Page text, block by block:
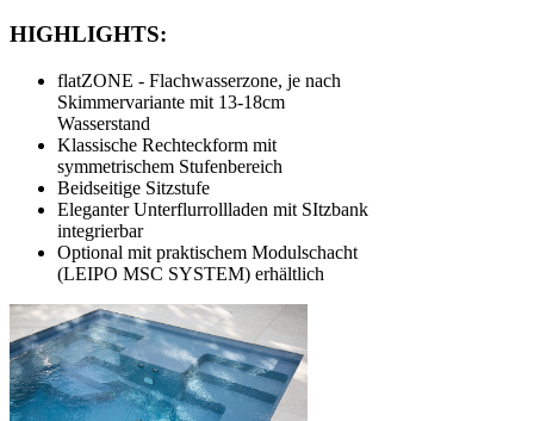
HIGHLIGHTS:
flatZONE - Flachwasserzone, je nach
Skimmervariante mit 13-18cm
Wasserstand
Klassische Rechteckform mit
symmetrischem Stufenbereich
Beidseitige Sitzstufe
Eleganter Unterflurrollladen mit SItzbank
integrierbar
Optional mit praktischem Modulschacht
(LEIPO MSC SYSTEM) erhältlich